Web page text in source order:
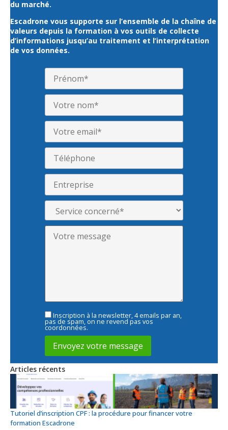
du marché.
Escadrone vous supporte sur l’ensemble de la chaîne de
valeurs depuis la formation à vos outils de collecte
d’informations jusqu’au traitement et l’interprétation
de vos données.
Inscription à la newsletter, 4 emails par an,
pas de spam, on ne revend pas vos
coordonnées.
Articles récents
Tutoriel d’inscription CPF : la procédure pour financer votre
formation Escadrone